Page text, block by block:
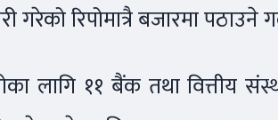
रिपोमात्रै बजारमा पठाउने
लागि ११ बैंक तथा वित्तीय